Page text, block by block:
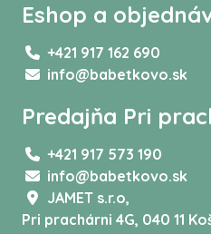
Eshop a
+421 917 162 690
info@babetkovo.sk
Predajňa Pri
+421 917 573 190
info@babetkovo.sk
JAMET s.r.o,
Pri prachárni 4G, 040 11